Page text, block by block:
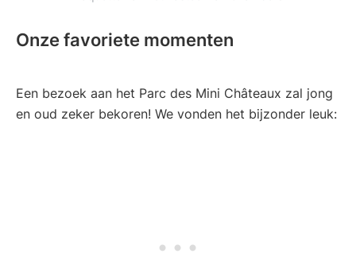
Onze favoriete momenten
Een bezoek aan het Parc des Mini Châteaux zal jong
en oud zeker bekoren! We vonden het bijzonder leuk: